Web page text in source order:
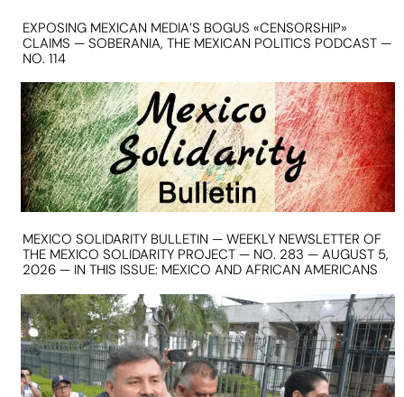
EXPOSING MEXICAN MEDIA’S BOGUS «CENSORSHIP»
CLAIMS — SOBERANIA, THE MEXICAN POLITICS PODCAST —
NO. 114
MEXICO SOLIDARITY BULLETIN — WEEKLY NEWSLETTER OF
THE MEXICO SOLIDARITY PROJECT — NO. 283 — AUGUST 5,
2026 — IN THIS ISSUE: MEXICO AND AFRICAN AMERICANS